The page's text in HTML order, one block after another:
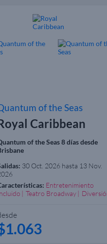
of the Seas
Caribbean
of the Seas 8 días desde
30 Oct. 2026 hasta 13 Nov.
Entretenimiento
Teatro Broadway